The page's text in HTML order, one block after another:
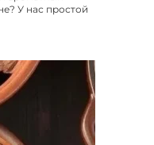
У нас простой